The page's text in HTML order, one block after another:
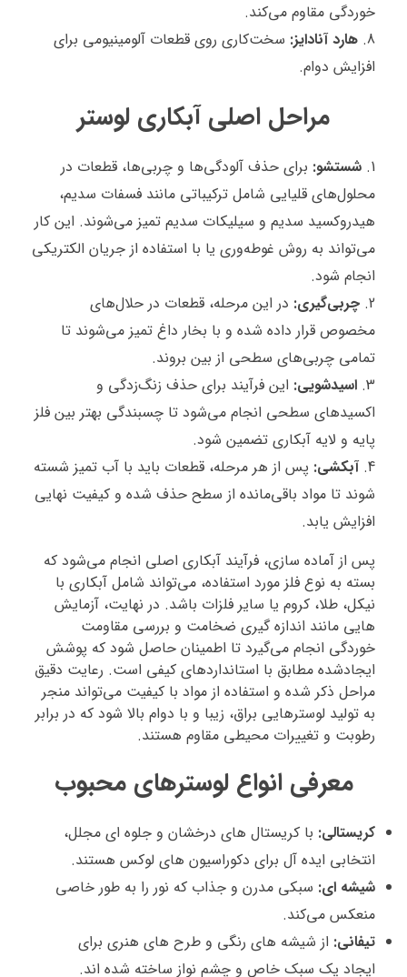
خوردگی مقاوم می‌کند.
هارد آنادایز: سخت‌کاری روی قطعات آلومینیومی برای
افزایش دوام.
مراحل اصلی آبکاری لوستر
شستشو: برای حذف آلودگی‌ها و چربی‌ها، قطعات در
محلول‌های قلیایی شامل ترکیباتی مانند فسفات سدیم،
هیدروکسید سدیم و سیلیکات سدیم تمیز می‌شوند. این کار
می‌تواند به روش غوطه‌وری یا با استفاده از جریان الکتریکی
انجام شود.
چربی‌گیری: در این مرحله، قطعات در حلال‌های
مخصوص قرار داده شده و با بخار داغ تمیز می‌شوند تا
تمامی چربی‌های سطحی از بین بروند.
اسیدشویی: این فرآیند برای حذف زنگ‌زدگی و
اکسیدهای سطحی انجام می‌شود تا چسبندگی بهتر بین فلز
پایه و لایه آبکاری تضمین شود.
آبکشی: پس از هر مرحله، قطعات باید با آب تمیز شسته
شوند تا مواد باقی‌مانده از سطح حذف شده و کیفیت نهایی
افزایش یابد.
پس از آماده‌ سازی، فرآیند آبکاری اصلی انجام می‌شود که
بسته به نوع فلز مورد استفاده، می‌تواند شامل آبکاری با
نیکل، طلا، کروم یا سایر فلزات باشد. در نهایت، آزمایش‌
هایی مانند اندازه‌ گیری ضخامت و بررسی مقاومت
خوردگی انجام می‌گیرد تا اطمینان حاصل شود که پوشش
ایجادشده مطابق با استانداردهای کیفی است. رعایت دقیق
مراحل ذکر شده و استفاده از مواد با کیفیت می‌تواند منجر
به تولید لوسترهایی براق، زیبا و با دوام بالا شود که در برابر
رطوبت و تغییرات محیطی مقاوم هستند.
معرفی انواع لوسترهای محبوب
کریستالی: با کریستال‌ های درخشان و جلوه‌ ای مجلل،
انتخابی ایده‌ آل برای دکوراسیون‌ های لوکس هستند.
شیشه‌ ای: سبکی مدرن و جذاب که نور را به‌ طور خاصی
منعکس می‌کند.
تیفانی: از شیشه‌ های رنگی و طرح‌ های هنری برای
ایجاد یک سبک خاص و چشم‌ نواز ساخته شده‌ اند.